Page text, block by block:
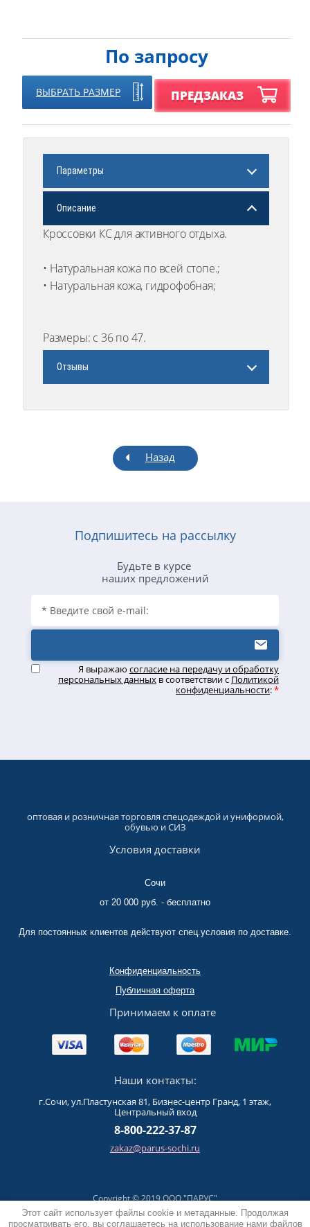
Этот сайт использует файлы cookie и метаданные. Продолжая
просматривать его, вы соглашаетесь на использование нами файлов
По запросу
ВЫБРАТЬ РАЗМЕР ПРЕДЗАКАЗ
Параметры
Описание
Кроссовки КС для активного отдыха.
• Натуральная кожа по всей стопе.;
• Натуральная кожа, гидрофобная;
Размеры: с 36 по 47.
Отзывы
Назад
Подпишитесь на рассылку
Будьте в курсе
наших предложений
Я выражаю согласие на передачу и обработку
персональных данных в соответствии с Политикой
конфиденциальности:*
оптовая и розничная торговля спецодеждой и униформой,
обувью и СИЗ
Условия доставки
Сочи
от 20 000 руб. - бесплатно
Для постоянных клиентов действуют спец.условия по доставке.
Конфиденциальность
Публичная оферта
Принимаем к оплате
Наши контакты:
г.Сочи, ул.Пластунская 81, Бизнес-центр Гранд, 1 этаж,
Центральный вход
8-800-222-37-87
zakaz@parus-sochi.ru
Copyright © 2019 ООО "ПАРУС"
Политика конфиденциальности